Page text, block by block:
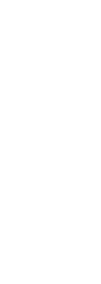
процессов